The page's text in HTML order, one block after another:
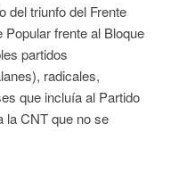
del triunfo del Frente
frente al Bloque
partidos
radicales,
que incluía al Partido
la CNT que no se